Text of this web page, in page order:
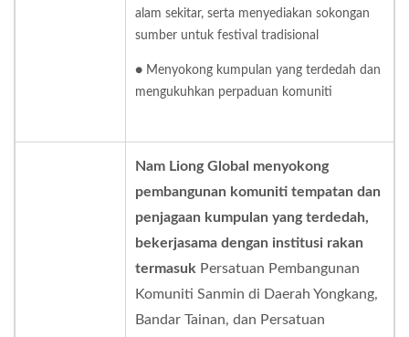
alam sekitar, serta menyediakan sokongan
sumber untuk festival tradisional
● Menyokong kumpulan yang terdedah dan
mengukuhkan perpaduan komuniti
Nam Liong Global menyokong
pembangunan komuniti tempatan dan
penjagaan kumpulan yang terdedah,
bekerjasama dengan institusi rakan
termasuk Persatuan Pembangunan
Komuniti Sanmin di Daerah Yongkang,
Bandar Tainan, dan Persatuan